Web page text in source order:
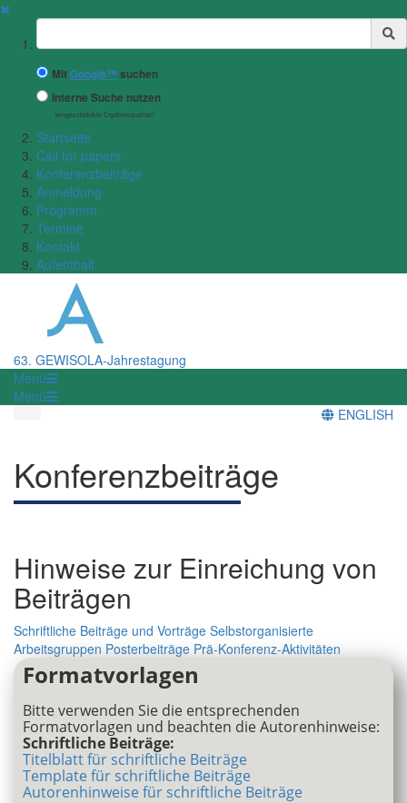
✖
Suchbegriff
MitGoogle™ suchen
Interne Suche nutzen
(eingeschränkte Ergebnisqualität)
Startseite
Call for papers
Konferenzbeiträge
Anmeldung
Programm
Termine
Kontakt
Aufenthalt
63. GEWISOLA-Jahrestagung
Menü
Menü
ENGLISH
Konferenzbeiträge
Hinweise zur Einreichung von
Beiträgen
Schriftliche Beiträge und Vorträge Selbstorganisierte
Arbeitsgruppen Posterbeiträge Prä-Konferenz-Aktivitäten
Formatvorlagen
Bitte verwenden Sie die entsprechenden
Formatvorlagen und beachten die Autorenhinweise:
Schriftliche Beiträge:
Titelblatt für schriftliche Beiträge
Template für schriftliche Beiträge
Autorenhinweise für schriftliche Beiträge